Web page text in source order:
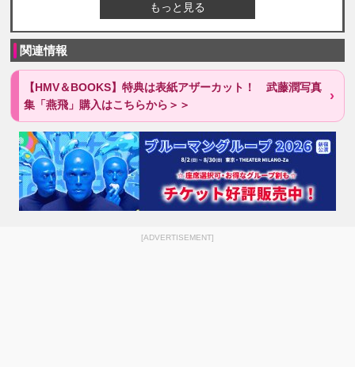
もっと見る
関連情報
【HMV＆BOOKS】特典は表紙アザーカット！ 武藤潤写真
集「燕飛」購入はこちらから＞＞
[ADVERTISEMENT]